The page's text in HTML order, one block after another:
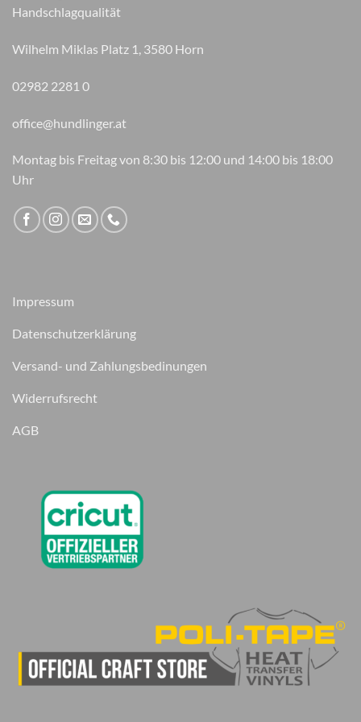
Handschlagqualität
Wilhelm Miklas Platz 1, 3580 Horn
02982 2281 0
office@hundlinger.at
Montag bis Freitag von 8:30 bis 12:00 und 14:00 bis 18:00
Uhr
Impressum
Datenschutzerklärung
Versand- und Zahlungsbedinungen
Widerrufsrecht
AGB